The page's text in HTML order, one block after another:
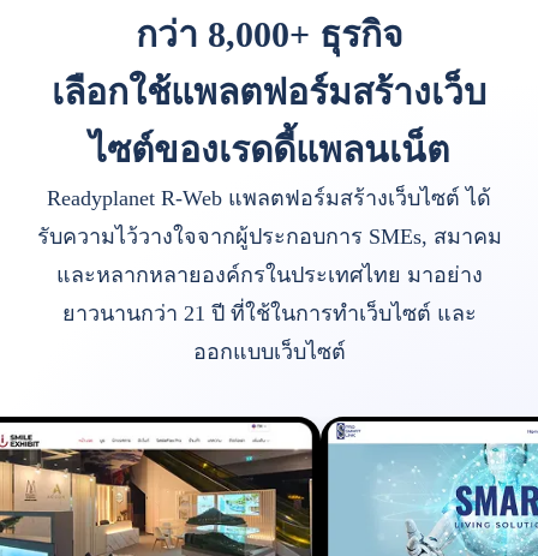
กว่า 8,000+ ธุรกิจ
เลือกใช้แพลตฟอร์มสร้างเว็บ
ไซต์ของเรดดี้แพลนเน็ต
Readyplanet R-Web แพลตฟอร์มสร้างเว็บไซต์ ได้
รับความไว้วางใจจากผู้ประกอบการ SMEs, สมาคม
และหลากหลายองค์กรในประเทศไทย มาอย่าง
ยาวนานกว่า 21 ปี ที่ใช้ในการทำเว็บไซต์ และ
ออกแบบเว็บไซต์